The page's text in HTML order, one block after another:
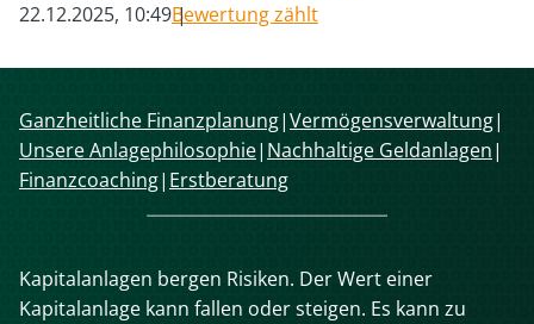
22.12.2025, 10:49Bewertung zählt
Navigation
überspringen
Ganzheitliche Finanzplanung Vermögensverwaltung
Unsere Anlagephilosophie Nachhaltige Geldanlagen
Finanzcoaching Erstberatung
Kapitalanlagen bergen Risiken. Der Wert einer
Kapitalanlage kann fallen oder steigen. Es kann zu